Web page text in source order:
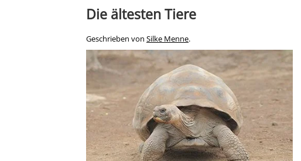
Die ältesten Tiere
Geschrieben von Silke Menne.